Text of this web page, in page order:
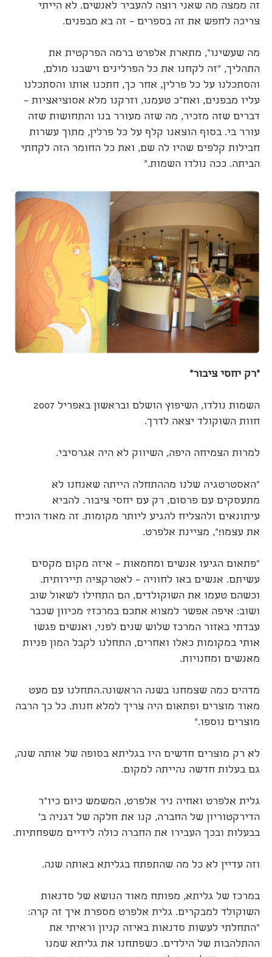
זה ממצה מה שאני רוצה להעביר לאנשים. לא הייתי
צריכה לחפש את זה בספרים – זה בא מבפנים.
מה שעשינו", מתארת אלפרט ברמה הפרקטית את
התהליך, "זה לקחנו את כל הפרלינים וישבנו מולם,
והסתכלנו על כל פרלין, אחר כך, חתכנו אותו והסתכלנו
עליו מבפנים, ואח"כ טעמנו, וזרקנו מלא אסוציאציות –
דברים שזה מזכיר, מה שזה מעורר בנו והתחושות שזה
עורר בי. בסוף הוצאנו קלף על כל פרלין, מתוך עשרות
חבילות קלפים שהיו לה שם, ואת כל החומר הזה לקחתי
הביתה. ככה נולדו השמות."
"רק יחסי ציבור"
השמות נולדו, השיפוץ הושלם ובראשון באפריל 2007
חוות השוקולד יצאה לדרך.
למרות הצמיחה היפה, השיווק לא היה אגרסיבי.
"האסטרטגיה שלנו מההתחלה הייתה שאנחנו לא
מתעסקים עם פרסום, רק עם יחסי ציבור. להביא
עיתונאים ולהצליח להגיע ליותר מקומות. זה מאוד הוכיח
את עצמו!", מציינת אלפרט.
"פתאום הגיעו אנשים ומחמאות – איזה מקום מקסים
עשיתם. אנשים באו לחוויה – לאטרקציה תיירותית.
וכשהם טעמו את השוקולדים, הם התחילו לשאול שוב
ושוב: איפה אפשר למצוא אתכם במרכז? מכיוון שכבר
עבדתי באזור המרכז שלוש שנים לפני, ואנשים פגשו
אותי במקומות כאלו ואחרים, התחלנו לקבל המון פניות
מאנשים ומחנויות.
מדהים כמה שצמחנו בשנה הראשונה.התחלנו עם מעט
מאוד מוצרים ופתאום היה צריך למלא חנות. כל כך הרבה
מוצרים נוספו."
לא רק מוצרים חדשים היו בגליתא בסופה של אותה שנה,
גם בעלות חדשה נהייתה למקום.
גלית אלפרט ואחיה ניר אלפרט, המשמש כיום כיו"ר
הדירקטוריון של החברה, קנו את חלקה של דגניה ב'
בבעלות ובכך העבירו את החברה כולה לידיים משפחתיות.
וזה עדיין לא כל מה שהתפתח בגליתא באותה שנה.
במרכז של גליתא, מפותח מאוד הנושא של סדנאות
השוקולד למבקרים. גלית אלפרט מספרת איך זה קרה:
"התחלתי לעשות סדנאות באיזה קניון וראיתי את
ההתלהבות של הילדים. כשפתחנו את גליתא שמנו